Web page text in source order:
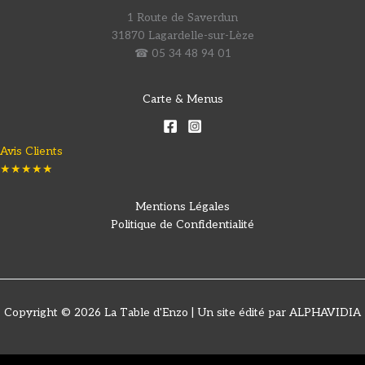
1 Route de Saverdun
31870 Lagardelle-sur-Lèze
☎ 05 34 48 94 01
Carte & Menus
Avis Clients
★★★★★
Mentions Légales
Politique de Confidentialité
Copyright © 2026 La Table d'Enzo | Un site édité par ALPHAVIDIA